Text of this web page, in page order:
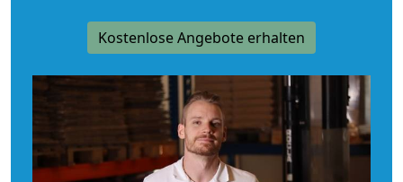
Kostenlose Angebote erhalten